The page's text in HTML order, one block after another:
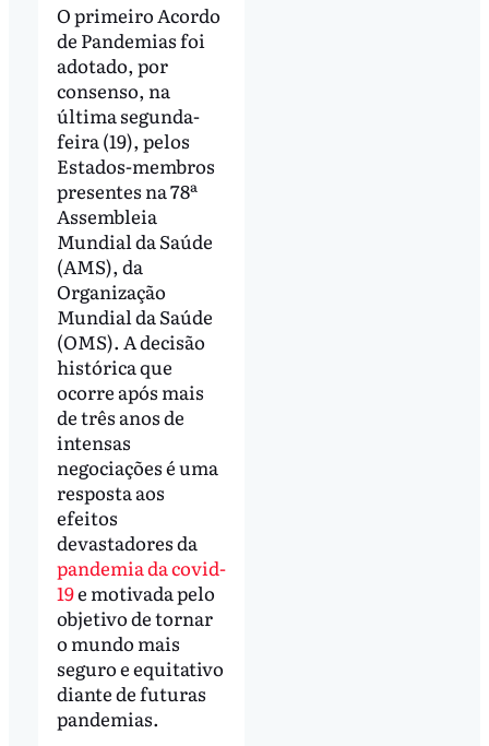
O primeiro Acordo
de Pandemias foi
adotado, por
consenso, na
última segunda-
feira (19), pelos
Estados-membros
presentes na 78ª
Assembleia
Mundial da Saúde
(AMS), da
Organização
Mundial da Saúde
(OMS). A decisão
histórica que
ocorre após mais
de três anos de
intensas
negociações é uma
resposta aos
efeitos
devastadores da
pandemia da covid-
19e motivada pelo
objetivo de tornar
o mundo mais
seguro e equitativo
diante de futuras
pandemias.